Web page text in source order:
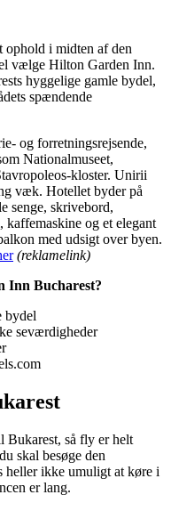
i midten af den
vælge Hilton Garden Inn.
hyggelige gamle bydel,
spændende
og forretningsrejsende,
Nationalmuseet,
kloster. Unirii
væk. Hotellet byder på
senge, skrivebord,
og et elegant
med udsigt over byen.
(reklamelink)
Inn Bucharest?
bydel
seværdigheder
Bukarest, så fly er helt
skal besøge den
heller ikke umuligt at køre i
er lang.